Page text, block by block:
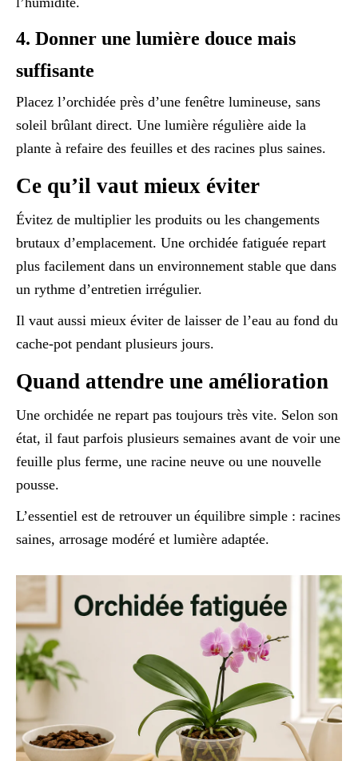
4. Donner une lumière douce mais
suffisante
Placez l’orchidée près d’une fenêtre lumineuse, sans
soleil brûlant direct. Une lumière régulière aide la
plante à refaire des feuilles et des racines plus saines.
Ce qu’il vaut mieux éviter
Évitez de multiplier les produits ou les changements
brutaux d’emplacement. Une orchidée fatiguée repart
plus facilement dans un environnement stable que dans
un rythme d’entretien irrégulier.
Il vaut aussi mieux éviter de laisser de l’eau au fond du
cache-pot pendant plusieurs jours.
Quand attendre une amélioration
Une orchidée ne repart pas toujours très vite. Selon son
état, il faut parfois plusieurs semaines avant de voir une
feuille plus ferme, une racine neuve ou une nouvelle
pousse.
L’essentiel est de retrouver un équilibre simple : racines
saines, arrosage modéré et lumière adaptée.